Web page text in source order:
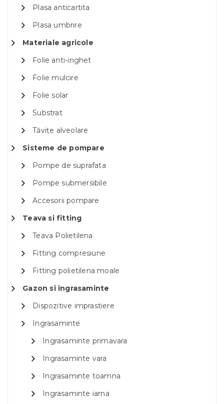
Plasa anticartita
Plasa umbrire
Materiale agricole
Folie anti-inghet
Folie mulcire
Folie solar
Substrat
Tăvițe alveolare
Sisteme de pompare
Pompe de suprafata
Pompe submersibile
Accesorii pompare
Teava si fitting
Teava Polietilena
Fitting compresiune
Fitting polietilena moale
Gazon si ingrasaminte
Dispozitive imprastiere
Ingrasaminte
Ingrasaminte primavara
Ingrasaminte vara
Ingrasaminte toamna
Ingrasaminte iarna